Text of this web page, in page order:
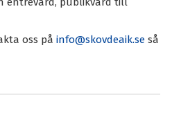
oss på info@skovdeaik.se så